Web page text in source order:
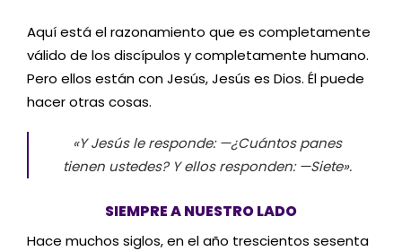
Aquí está el razonamiento que es completamente
válido de los discípulos y completamente humano.
Pero ellos están con Jesús, Jesús es Dios. Él puede
hacer otras cosas.
«Y Jesús le responde: —¿Cuántos panes
tienen ustedes? Y ellos responden: —Siete».
SIEMPRE A NUESTRO LADO
Hace muchos siglos, en el año trescientos sesenta